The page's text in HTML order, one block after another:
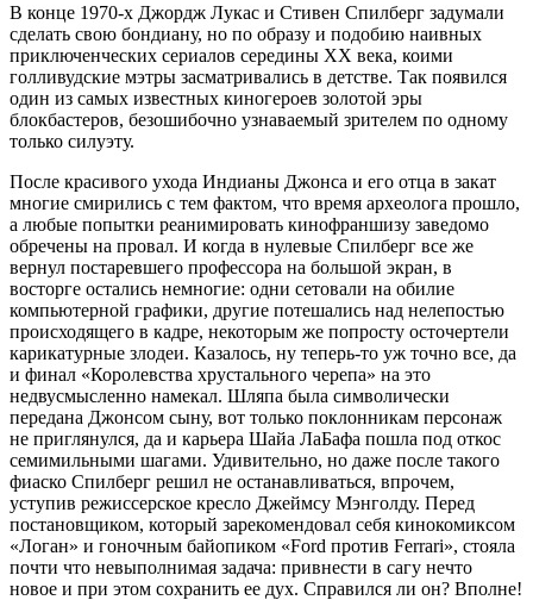
В конце 1970-х Джордж Лукас и Стивен Спилберг задумали
сделать свою бондиану, но по образу и подобию наивных
приключенческих сериалов середины XX века, коими
голливудские мэтры засматривались в детстве. Так появился
один из самых известных киногероев золотой эры
блокбастеров, безошибочно узнаваемый зрителем по одному
только силуэту.
После красивого ухода Индианы Джонса и его отца в закат
многие смирились с тем фактом, что время археолога прошло,
а любые попытки реанимировать кинофраншизу заведомо
обречены на провал. И когда в нулевые Спилберг все же
вернул постаревшего профессора на большой экран, в
восторге остались немногие: одни сетовали на обилие
компьютерной графики, другие потешались над нелепостью
происходящего в кадре, некоторым же попросту осточертели
карикатурные злодеи. Казалось, ну теперь-то уж точно все, да
и финал «Королевства хрустального черепа» на это
недвусмысленно намекал. Шляпа была символически
передана Джонсом сыну, вот только поклонникам персонаж
не приглянулся, да и карьера Шайа ЛаБафа пошла под откос
семимильными шагами. Удивительно, но даже после такого
фиаско Спилберг решил не останавливаться, впрочем,
уступив режиссерское кресло Джеймсу Мэнголду. Перед
постановщиком, который зарекомендовал себя кинокомиксом
«Логан» и гоночным байопиком «Ford против Ferrari», стояла
почти что невыполнимая задача: привнести в сагу нечто
новое и при этом сохранить ее дух. Справился ли он? Вполне!